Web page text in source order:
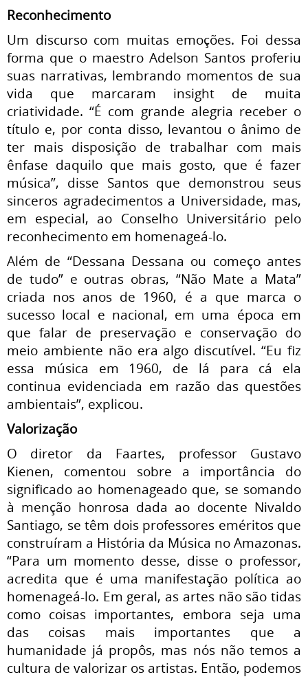
Reconhecimento
Um discurso com muitas emoções. Foi dessa
forma que o maestro Adelson Santos proferiu
suas narrativas, lembrando momentos de sua
vida que marcaram insight de muita
criatividade. “É com grande alegria receber o
título e, por conta disso, levantou o ânimo de
ter mais disposição de trabalhar com mais
ênfase daquilo que mais gosto, que é fazer
música”, disse Santos que demonstrou seus
sinceros agradecimentos a Universidade, mas,
em especial, ao Conselho Universitário pelo
reconhecimento em homenageá-lo.
Além de “Dessana Dessana ou começo antes
de tudo” e outras obras, “Não Mate a Mata”
criada nos anos de 1960, é a que marca o
sucesso local e nacional, em uma época em
que falar de preservação e conservação do
meio ambiente não era algo discutível. “Eu fiz
essa música em 1960, de lá para cá ela
continua evidenciada em razão das questões
ambientais”, explicou.
Valorização
O diretor da Faartes, professor Gustavo
Kienen, comentou sobre a importância do
significado ao homenageado que, se somando
à menção honrosa dada ao docente Nivaldo
Santiago, se têm dois professores eméritos que
construíram a História da Música no Amazonas.
“Para um momento desse, disse o professor,
acredita que é uma manifestação política ao
homenageá-lo. Em geral, as artes não são tidas
como coisas importantes, embora seja uma
das coisas mais importantes que a
humanidade já propôs, mas nós não temos a
cultura de valorizar os artistas. Então, podemos